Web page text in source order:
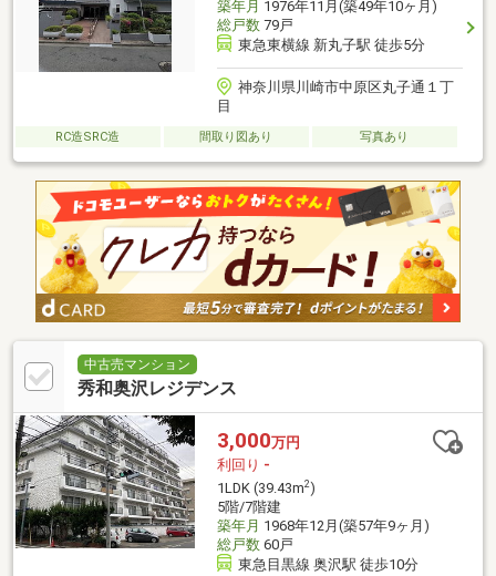
築年月 1976年11月(築49年10ヶ月)
総戸数79戸
東急東横線 新丸子駅 徒歩5分
神奈川県川崎市中原区丸子通１丁
目
RC造SRC造 間取り図あり 写真あり
中古売マンション
秀和奥沢レジデンス
3,000万円
利回り -
1LDK (39.43m2)
5階/7階建
築年月 1968年12月(築57年9ヶ月)
総戸数60戸
東急目黒線 奥沢駅 徒歩10分